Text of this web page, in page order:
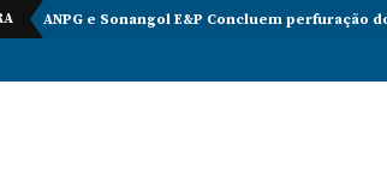
ANPG e Sonangol E&P Concluem perfuração